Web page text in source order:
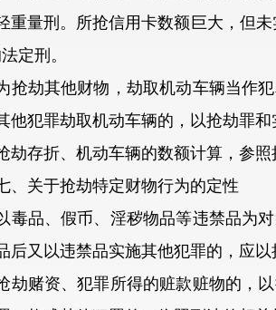
重量刑。所抢信用卡数额巨大，但
定刑。
劫其他财物，劫取机动车辆当作犯
他犯罪劫取机动车辆的，以抢劫罪
存折、机动车辆的数额计算，参照
关于抢劫特定财物行为的定性
品、假币、淫秽物品等违禁品为对
后又以违禁品实施其他犯罪的，应
赌资、犯罪所得的赃款赃物的，以